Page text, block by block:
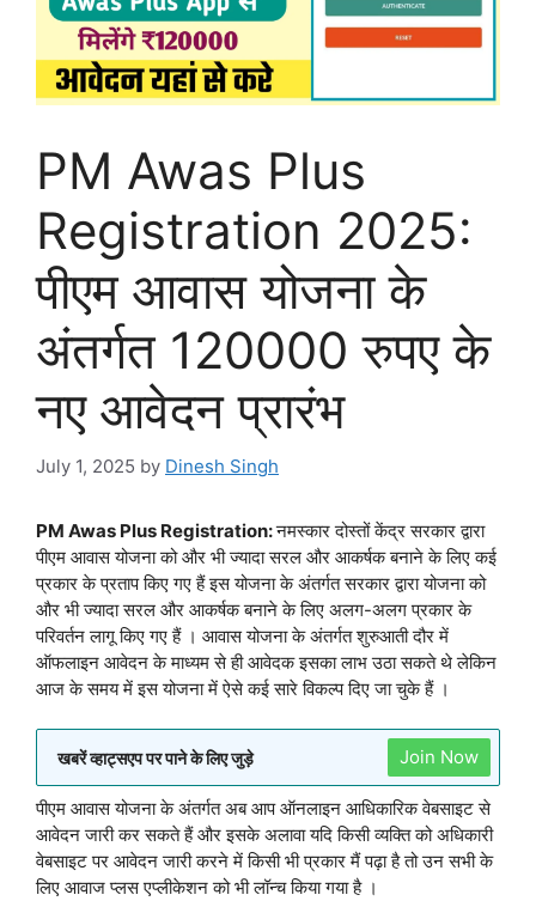
PM Awas Plus
Registration 2025:
पीएम आवास योजना के
अंतर्गत 120000 रुपए के
नए आवेदन प्रारंभ
July 1, 2025 by Dinesh Singh
PM Awas Plus Registration:नमस्कार दोस्तों केंद्र सरकार द्वारा
पीएम आवास योजना को और भी ज्यादा सरल और आकर्षक बनाने के लिए कई
प्रकार के प्रताप किए गए हैं इस योजना के अंतर्गत सरकार द्वारा योजना को
और भी ज्यादा सरल और आकर्षक बनाने के लिए अलग-अलग प्रकार के
परिवर्तन लागू किए गए हैं । आवास योजना के अंतर्गत शुरुआती दौर में
ऑफलाइन आवेदन के माध्यम से ही आवेदक इसका लाभ उठा सकते थे लेकिन
आज के समय में इस योजना में ऐसे कई सारे विकल्प दिए जा चुके हैं ।
खबरें व्हाट्सएप पर पाने के लिए जुड़े Join Now
पीएम आवास योजना के अंतर्गत अब आप ऑनलाइन आधिकारिक वेबसाइट से
आवेदन जारी कर सकते हैं और इसके अलावा यदि किसी व्यक्ति को अधिकारी
वेबसाइट पर आवेदन जारी करने में किसी भी प्रकार मैं पढ़ा है तो उन सभी के
लिए आवाज प्लस एप्लीकेशन को भी लॉन्च किया गया है ।